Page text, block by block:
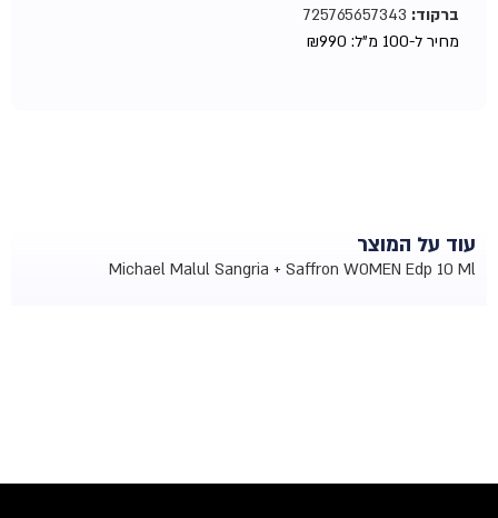
ברקוד:725765657343
מחיר ל-100 מ"ל:
₪990
עוד על המוצר
Michael Malul Sangria + Saffron WOMEN Edp 10 Ml